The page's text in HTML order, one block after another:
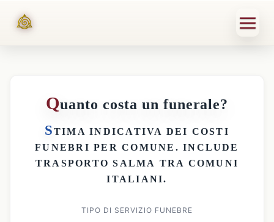
Quanto costa un funerale?
STIMA INDICATIVA DEI COSTI
FUNEBRI PER COMUNE . INCLUDE
TRASPORTO SALMA TRA COMUNI
ITALIANI.
TIPO DI SERVIZIO FUNEBRE